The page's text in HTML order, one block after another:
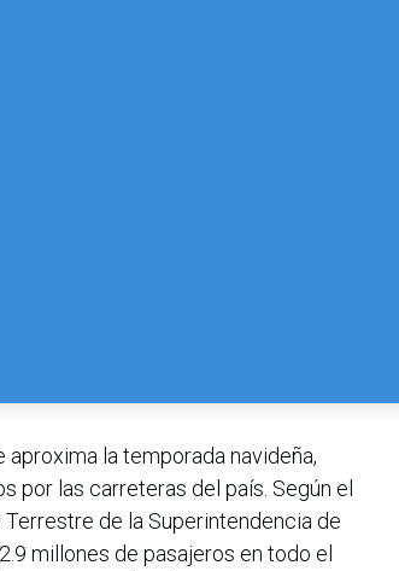
la temporada navideña,
por las carreteras del país. Según el
de la Superintendencia de
millones de pasajeros en todo el